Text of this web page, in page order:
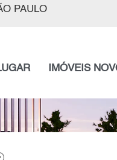
PAULO
IMÓVEIS